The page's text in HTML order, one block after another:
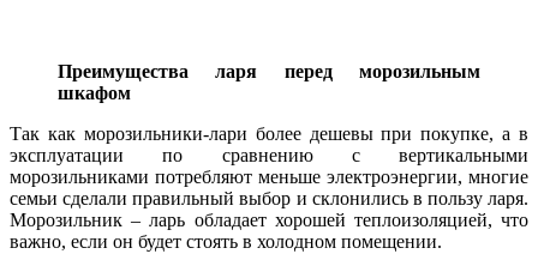
Преимущества ларя перед морозильным
шкафом
Так как морозильники-лари более дешевы при покупке, а в
эксплуатации по сравнению с вертикальными
морозильниками потребляют меньше электроэнергии, многие
семьи сделали правильный выбор и склонились в пользу ларя.
Морозильник – ларь обладает хорошей теплоизоляцией, что
важно, если он будет стоять в холодном помещении.